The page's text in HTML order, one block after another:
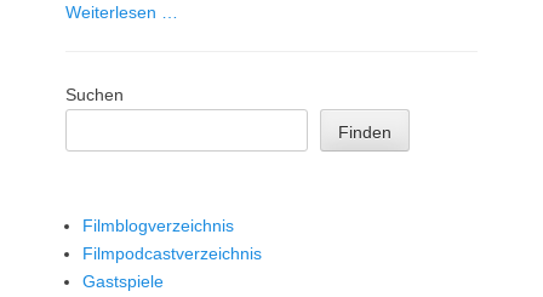
Weiterlesen …
Suchen
Finden
Filmblogverzeichnis
Filmpodcastverzeichnis
Gastspiele